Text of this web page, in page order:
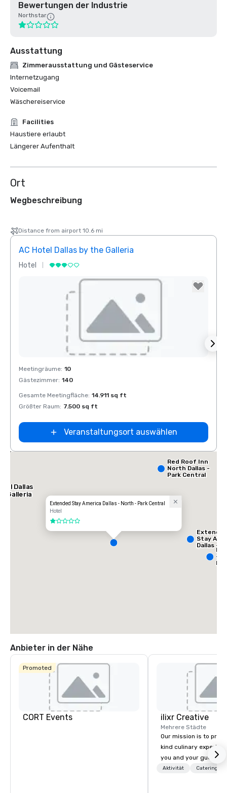
Bewertungen der Industrie
Northstar
Ausstattung
Zimmerausstattung und Gästeservice
Internetzugang
Voicemail
Wäschereiservice
Facilities
Haustiere erlaubt
Längerer Aufenthalt
Ort
Wegbeschreibung
Distance from airport 10.6 mi
AC Hotel Dallas by the Galleria
Hotel
Removed from favorites
Meetingräume: 10
Gästezimmer: 140
Gesamte Meetingfläche: 14.911 sq ft
Größter Raum: 7.500 sq ft
Veranstaltungsort auswählen
Extended Stay America Dallas - North - Park Central
Hotel
1 von 5
Dallas
Galleria
Wyndham
Red Roof Inn
North Dallas -
Park Central
Stay
Dallas -
Avenue-
Anbieter in der Nähe
Promoted
CORT Events ilixr Creative
Mehrere Städte
Our mission is to
kind culinary
you and your guests
memories and
Aktivität Catering